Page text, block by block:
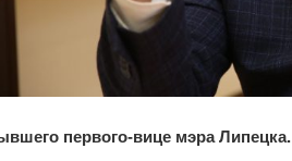
первого-вице мэра Липецка.